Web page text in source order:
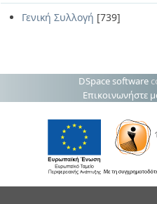
Γενική Συλλογή [739]
DSpace software
Επικοινωνήστε